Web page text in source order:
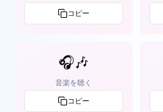
コピー
🎧🎶
音楽を聴く
コピー